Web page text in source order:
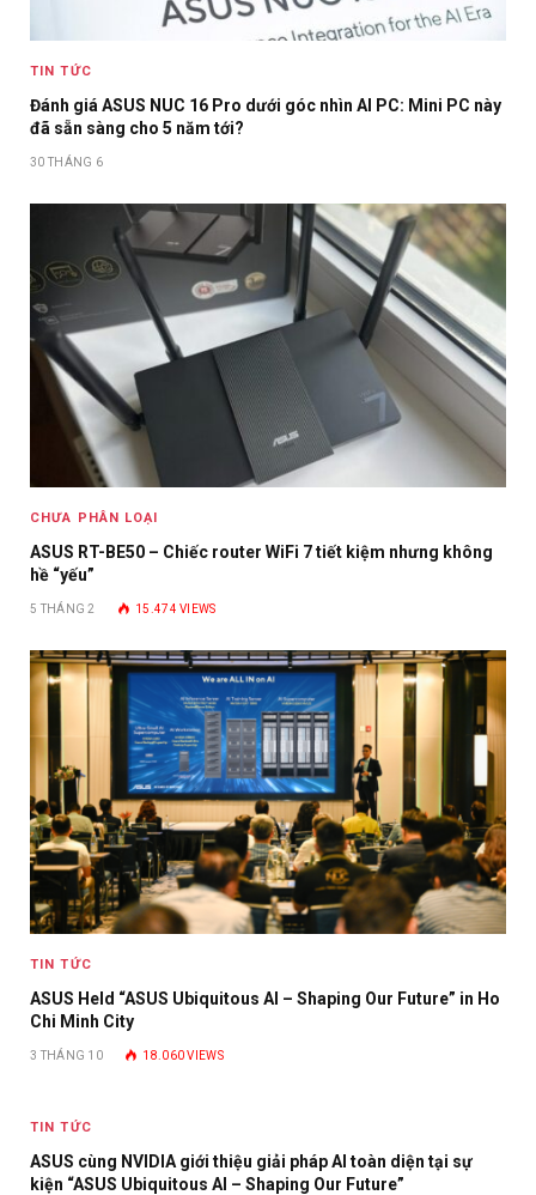
TIN TỨC
Đánh giá ASUS NUC 16 Pro dưới góc nhìn AI PC: Mini PC này
đã sẵn sàng cho 5 năm tới?
30 THÁNG 6
CHƯA PHÂN LOẠI
ASUS RT-BE50 – Chiếc router WiFi 7 tiết kiệm nhưng không
hề “yếu”
5 THÁNG 2 15.474VIEWS
TIN TỨC
ASUS Held “ASUS Ubiquitous AI – Shaping Our Future” in Ho
Chi Minh City
3 THÁNG 10 18.060VIEWS
TIN TỨC
ASUS cùng NVIDIA giới thiệu giải pháp AI toàn diện tại sự
kiện “ASUS Ubiquitous AI – Shaping Our Future”